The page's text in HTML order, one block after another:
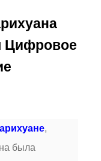
Цифровое
,
была